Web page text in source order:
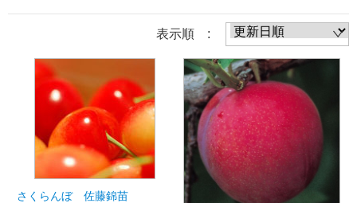
表示順 :
さくらんぼ 佐藤錦苗